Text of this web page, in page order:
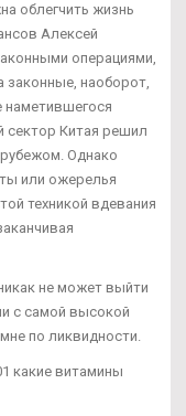
облегчить жизнь
Алексей
операциями,
законные, наоборот,
наметившегося
сектор Китая решил
рубежом. Однако
или ожерелья
техникой вдевания
не может выйти
с самой высокой
по ликвидности.
какие витамины